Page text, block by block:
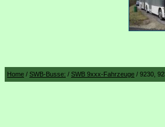
Home / SWB-Busse: / SWB 9xxx-Fahrzeuge / 9230,